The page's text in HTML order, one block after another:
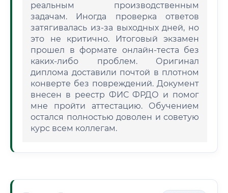
реальным производственным
задачам. Иногда проверка ответов
затягивалась из-за выходных дней, но
это не критично. Итоговый экзамен
прошел в формате онлайн-теста без
каких-либо проблем. Оригинал
диплома доставили почтой в плотном
конверте без повреждений. Документ
внесен в реестр ФИС ФРДО и помог
мне пройти аттестацию. Обучением
остался полностью доволен и советую
курс всем коллегам.